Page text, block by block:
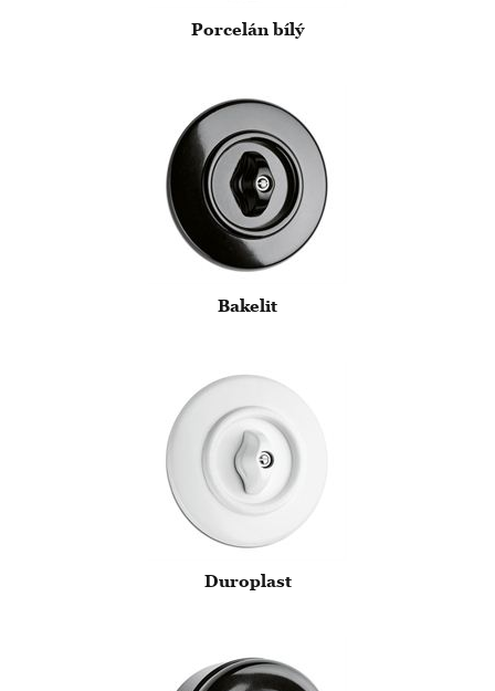
Porcelán bílý
Bakelit
Duroplast